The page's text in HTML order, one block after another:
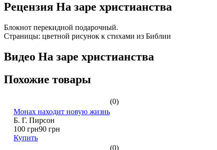
Рецензия На заре христианства
Блокнот перекидной подарочный.
Страницы: цветной рисунок к стихами из Библии
Видео На заре христианства
Похожие товары
(0)
Монах находит новую жизнь
Б. Г. Пирсон
100 грн90 грн
Купить
(0)